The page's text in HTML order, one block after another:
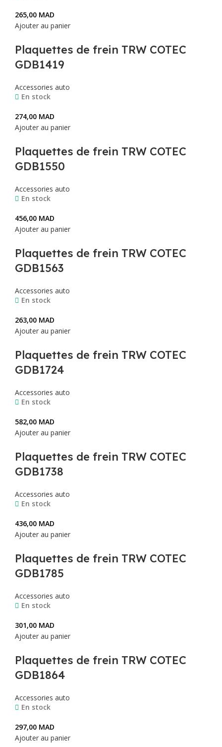
265,00 MAD
Ajouter au panier
Plaquettes de frein TRW COTEC
GDB1419
Accessories auto
En stock
274,00 MAD
Ajouter au panier
Plaquettes de frein TRW COTEC
GDB1550
Accessories auto
En stock
456,00 MAD
Ajouter au panier
Plaquettes de frein TRW COTEC
GDB1563
Accessories auto
En stock
263,00 MAD
Ajouter au panier
Plaquettes de frein TRW COTEC
GDB1724
Accessories auto
En stock
582,00 MAD
Ajouter au panier
Plaquettes de frein TRW COTEC
GDB1738
Accessories auto
En stock
436,00 MAD
Ajouter au panier
Plaquettes de frein TRW COTEC
GDB1785
Accessories auto
En stock
301,00 MAD
Ajouter au panier
Plaquettes de frein TRW COTEC
GDB1864
Accessories auto
En stock
297,00 MAD
Ajouter au panier